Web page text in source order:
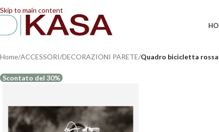
Skip to main content
Home/ACCESSORI/DECORAZIONI PARETE/Quadro bicicletta rossa
Scontato del 30%